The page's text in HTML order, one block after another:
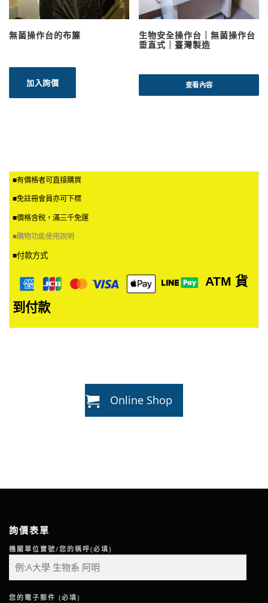
無菌操作台的布簾
加入詢價
生物安全操作台｜無菌操作台
垂直式｜臺灣製造
查看內容
■有價格者可直接購買
■免註冊會員亦可下標
■價格含稅，滿三千免運
■購物功能使用說明
■付款方式
ATM 貨
到付款
Online Shop
詢價表單
機關單位寶號/您的稱呼(必填)
您的電子郵件 (必填)